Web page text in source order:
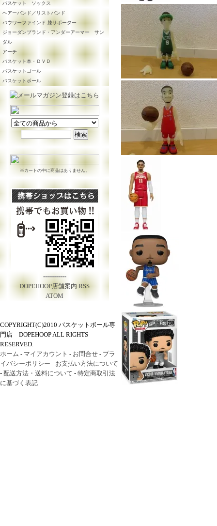
バスケット ソックス
ヘアーバンド／リストバンド
バウワーファインド 膝サポーター
ジョーダンブランド・アンダーアーマー サン
ダル
アーチ
バスケット本・ＤＶＤ
バスケットゴール
バスケットボール
※カートの中に商品はありません。
------------
DOPEHOOP店舗案内 RSS
ATOM
COPYRIGHT(C)2010 バスケットボール専
門店 DOPEHOOP ALL RIGHTS
RESERVED.
ホーム - マイアカウント - お問合せ - プラ
イバシーポリシー - お支払い方法について
- 配送方法・送料について - 特定商取引法
に基づく表記